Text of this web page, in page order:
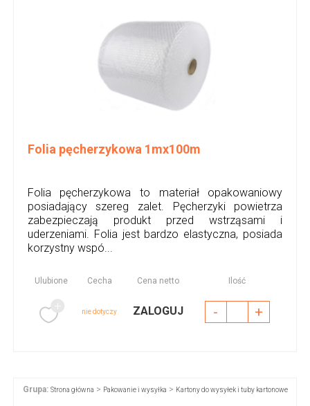
Folia pęcherzykowa 1mx100m
Folia pęcherzykowa to materiał opakowaniowy
posiadający szereg zalet. Pęcherzyki powietrza
zabezpieczają produkt przed wstrząsami i
uderzeniami. Folia jest bardzo elastyczna, posiada
korzystny wspó...
Ulubione Cecha Cena netto Ilość
nie dotyczy ZALOGUJ - +
Grupa: Strona główna > Pakowanie i wysyłka > Kartony do wysyłek i tuby kartonowe